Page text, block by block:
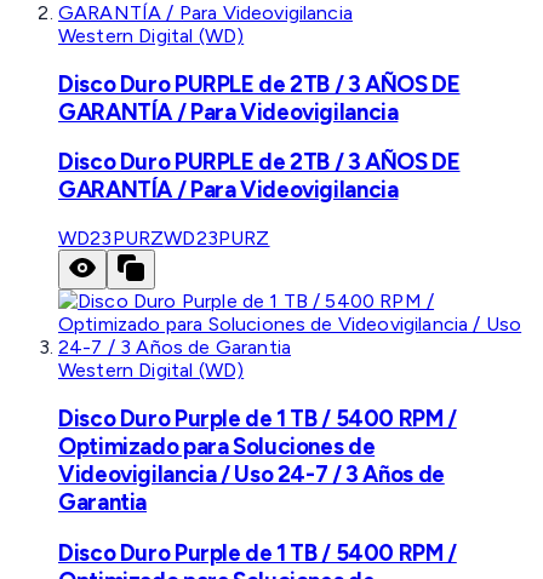
Western Digital (WD)
Disco Duro PURPLE de 2TB / 3 AÑOS DE
GARANTÍA / Para Videovigilancia
Disco Duro PURPLE de 2TB / 3 AÑOS DE
GARANTÍA / Para Videovigilancia
WD23PURZWD23PURZ
Western Digital (WD)
Disco Duro Purple de 1 TB / 5400 RPM /
Optimizado para Soluciones de
Videovigilancia / Uso 24-7 / 3 Años de
Garantia
Disco Duro Purple de 1 TB / 5400 RPM /